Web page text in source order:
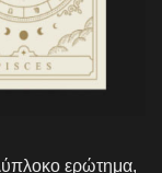
ερώτημα,